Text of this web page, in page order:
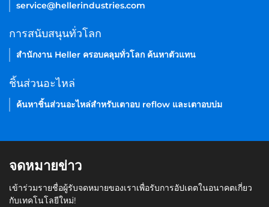
service@hellerindustries.com
การสนับสนุนทั่วโลก
สำนักงาน Heller ครอบคลุมทั่วโลก ค้นหาตัวแทน
ชิ้นส่วนอะไหล่
ค้นหาชิ้นส่วนอะไหล่สำหรับเตาอบ reflow และเตาอบบ่ม
จดหมายข่าว
เข้าร่วมรายชื่อผู้รับจดหมายของเราเพื่อรับการอัปเดตในอนาคตเกี่ยว
กับเทคโนโลยีใหม่!